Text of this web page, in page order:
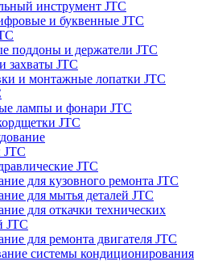
инструмент JTC
и буквенные JTC
поддоны и держатели JTC
захваты JTC
и монтажные лопатки JTC
лампы и фонари JTC
JTC
JTC
JTC
для кузовного ремонта JTC
для мытья деталей JTC
для откачки технических
JTC
для ремонта двигателя JTC
системы кондиционирования